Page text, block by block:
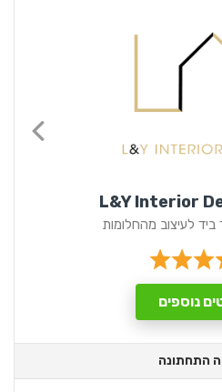
לעיצוב מהחלומות
נוספים
התחתונה